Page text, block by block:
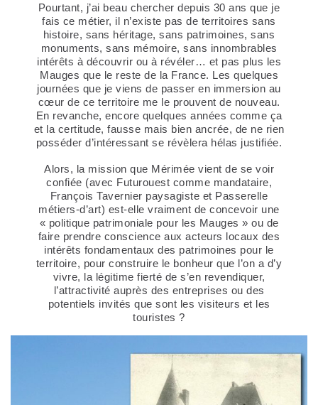
Pourtant, j’ai beau chercher depuis 30 ans que je
fais ce métier, il n’existe pas de territoires sans
histoire, sans héritage, sans patrimoines, sans
monuments, sans mémoire, sans innombrables
intérêts à découvrir ou à révéler… et pas plus les
Mauges que le reste de la France. Les quelques
journées que je viens de passer en immersion au
cœur de ce territoire me le prouvent de nouveau.
En revanche, encore quelques années comme ça
et la certitude, fausse mais bien ancrée, de ne rien
posséder d’intéressant se révèlera hélas justifiée.
Alors, la mission que Mérimée vient de se voir
confiée (avec Futurouest comme mandataire,
François Tavernier paysagiste et Passerelle
métiers-d’art) est-elle vraiment de concevoir une
« politique patrimoniale pour les Mauges » ou de
faire prendre conscience aux acteurs locaux des
intérêts fondamentaux des patrimoines pour le
territoire, pour construire le bonheur que l’on a d’y
vivre, la légitime fierté de s’en revendiquer,
l’attractivité auprès des entreprises ou des
potentiels invités que sont les visiteurs et les
touristes ?